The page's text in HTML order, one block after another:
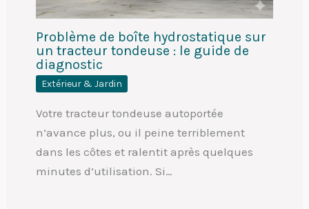
Problème de boîte hydrostatique sur
un tracteur tondeuse : le guide de
diagnostic
Extérieur & Jardin
Votre tracteur tondeuse autoportée
n’avance plus, ou il peine terriblement
dans les côtes et ralentit après quelques
minutes d’utilisation. Si…